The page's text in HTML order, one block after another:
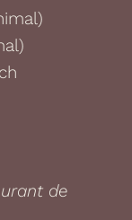
de